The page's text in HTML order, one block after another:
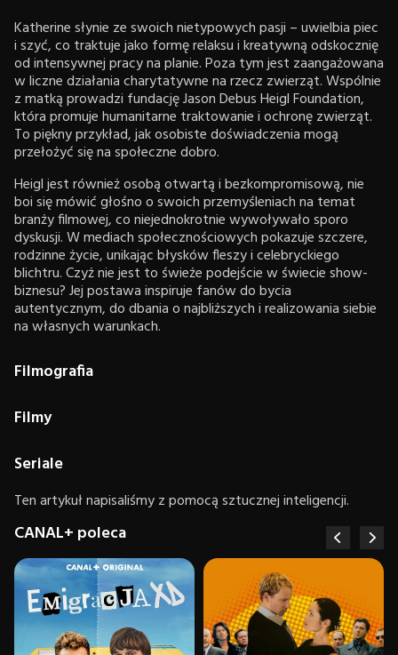
Katherine słynie ze swoich nietypowych pasji – uwielbia piec
i szyć, co traktuje jako formę relaksu i kreatywną odskocznię
od intensywnej pracy na planie. Poza tym jest zaangażowana
w liczne działania charytatywne na rzecz zwierząt. Wspólnie
z matką prowadzi fundację Jason Debus Heigl Foundation,
która promuje humanitarne traktowanie i ochronę zwierząt.
To piękny przykład, jak osobiste doświadczenia mogą
przełożyć się na społeczne dobro.
Heigl jest również osobą otwartą i bezkompromisową, nie
boi się mówić głośno o swoich przemyśleniach na temat
branży filmowej, co niejednokrotnie wywoływało sporo
dyskusji. W mediach społecznościowych pokazuje szczere,
rodzinne życie, unikając błysków fleszy i celebryckiego
blichtru. Czyż nie jest to świeże podejście w świecie show-
biznesu? Jej postawa inspiruje fanów do bycia
autentycznym, do dbania o najbliższych i realizowania siebie
na własnych warunkach.
Filmografia
Filmy
Seriale
Ten artykuł napisaliśmy z pomocą sztucznej inteligencji.
CANAL+ poleca